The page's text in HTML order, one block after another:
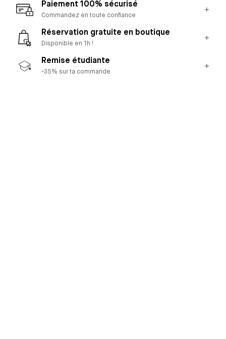
Paiement 100% sécurisé
Commandez en toute confiance
Réservation gratuite en boutique
Disponible en 1h !
Remise étudiante
-35% sur ta commande